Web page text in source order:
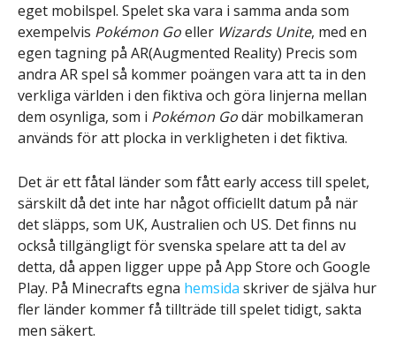
eget mobilspel. Spelet ska vara i samma anda som
exempelvis Pokémon Goeller Wizards Unite, med en
egen tagning på AR(Augmented Reality) Precis som
andra AR spel så kommer poängen vara att ta in den
verkliga världen i den fiktiva och göra linjerna mellan
dem osynliga, som i Pokémon Godär mobilkameran
används för att plocka in verkligheten i det fiktiva.
Det är ett fåtal länder som fått early access till spelet,
särskilt då det inte har något officiellt datum på när
det släpps, som UK, Australien och US. Det finns nu
också tillgängligt för svenska spelare att ta del av
detta, då appen ligger uppe på App Store och Google
Play. På Minecrafts egna hemsida skriver de själva hur
fler länder kommer få tillträde till spelet tidigt, sakta
men säkert.